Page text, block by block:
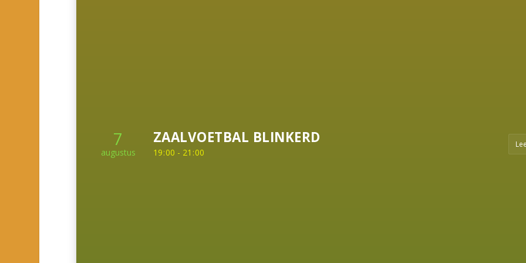
7
augustus
ZAALVOETBAL BLINKERD
19:00 - 21 :00